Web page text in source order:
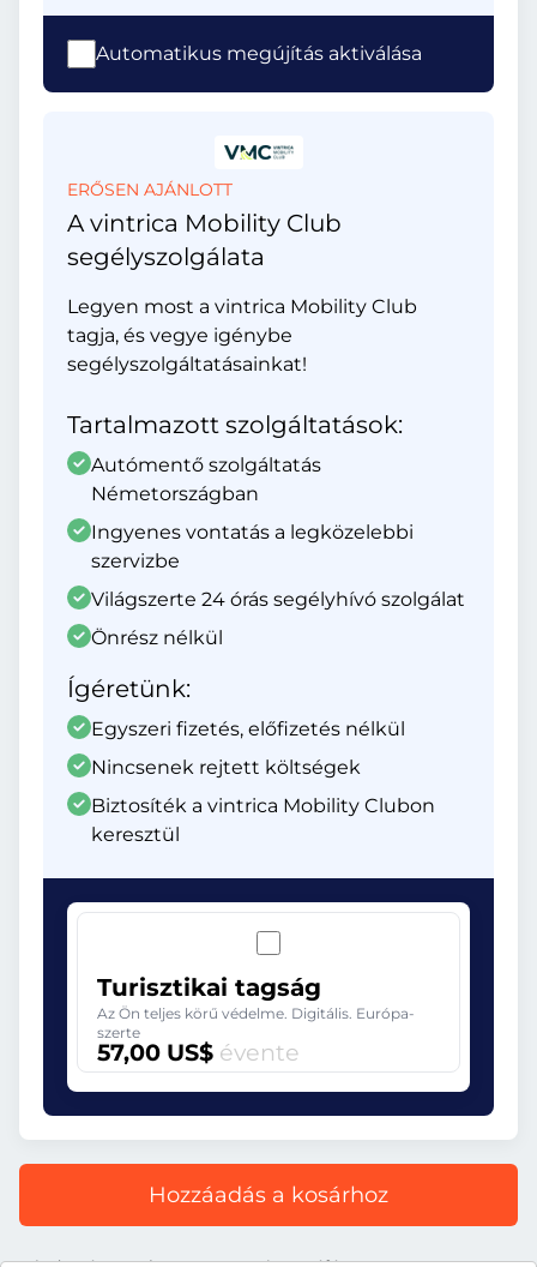
Automatikus megújítás aktiválása
ERŐSEN AJÁNLOTT
A vintrica Mobility Club
segélyszolgálata
Legyen most a vintrica Mobility Club
tagja, és vegye igénybe
segélyszolgáltatásainkat!
Tartalmazott szolgáltatások:
Autómentő szolgáltatás
Németországban
Ingyenes vontatás a legközelebbi
szervizbe
Világszerte 24 órás segélyhívó szolgálat
Önrész nélkül
Ígéretünk:
Egyszeri fizetés, előfizetés nélkül
Nincsenek rejtett költségek
Biztosíték a vintrica Mobility Clubon
keresztül
Turisztikai tagság
Az Ön teljes körű védelme. Digitális. Európa-
szerte
57,00 US$ évente
Hozzáadás a kosárhoz